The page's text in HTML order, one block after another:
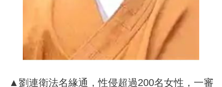
▲劉連衛法名緣通，性侵超過200名女性，一審